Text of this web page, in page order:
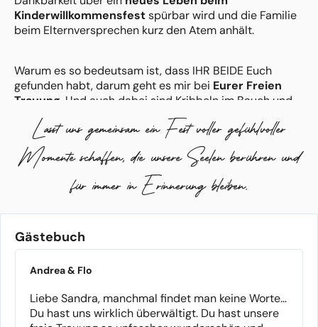
Kinderwillkommensfestspürbar wird und die Familie
beim Elternversprechen kurz den Atem anhält.
Warum es so bedeutsam ist, dass IHR BEIDE Euch
gefunden habt, darum geht es mir bei Eurer Freien
Trauung . Und auch dabei sind Kribbeln im Bauch und
Gänsehaut vorprogrammiert.
Wenn es Zeit ist von einer geliebten PersonAbschied
zu nehmen
, dann bin ich an Eurer Seite. Ich leihe Euch
meine Stimme um Erinnerungen zu teilen und dankbar
Ich erzähle Eure Geschichten immer mit ganz viel
Gefühl und einer Prise Humor. Rituale, die Eure Liebe
zueinander zum Ausdruck bringen, können die
Lasst uns gemeinsam ein Fest voller gefühlvoller
Momente schaffen, die unsere Seelen berühren und
für immer in Erinnerung bleiben.
Gästebuch
Andrea & Flo
Liebe Sandra, manchmal findet man keine Worte…
Du hast uns wirklich überwältigt. Du hast unsere